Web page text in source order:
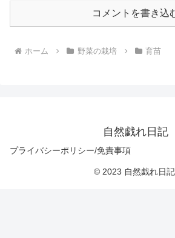
コメントを書き込
ホーム 野菜の栽培 育苗
自然戯れ日記
プライバシーポリシー/免責事項
© 2023 自然戯れ日記.